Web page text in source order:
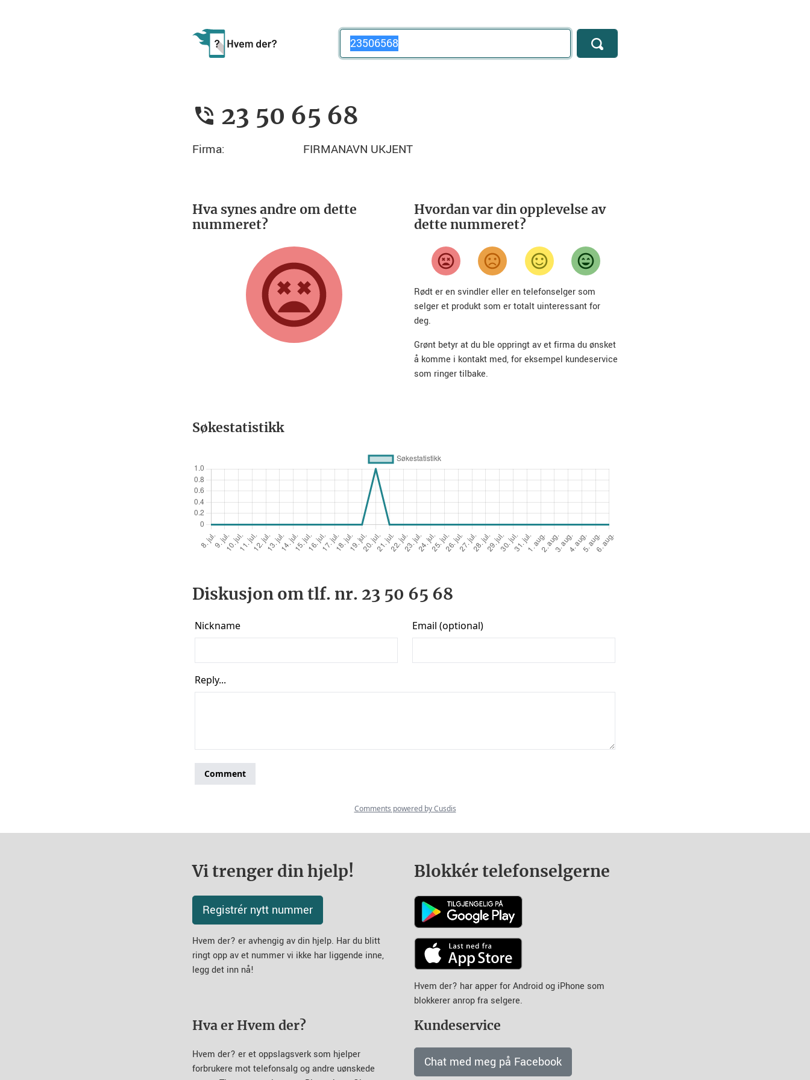
Telefonnummer
23 50 65 68
Firma: FIRMANAVN UKJENT
Hva synes andre om dette
nummeret?
Hvordan var din opplevelse av
dette nummeret?
Rødt er en svindler eller en telefonselger som
selger et produkt som er totalt uinteressant for
deg.
Grønt betyr at du ble oppringt av et firma du ønsket
å komme i kontakt med, for eksempel kundeservice
som ringer tilbake.
Søkestatistikk
Diskusjon om tlf. nr. 23 50 65 68
Vi trenger din hjelp!
Registrér nytt nummer
Hvem der? er avhengig av din hjelp. Har du blitt
ringt opp av et nummer vi ikke har liggende inne,
legg det inn nå!
Blokkér telefonselgerne
Hvem der? har apper for Android og iPhone som
blokkerer anrop fra selgere.
Hva er Hvem der?
Hvem der? er et oppslagsverk som hjelper
forbrukere mot telefonsalg og andre uønskede
Kundeservice
Chat med meg på Facebook